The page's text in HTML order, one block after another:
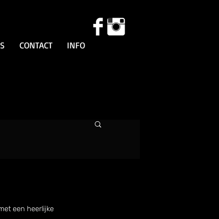
CONTACT INFO
een heerlijke